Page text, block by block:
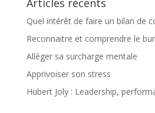
Quel intérêt de faire un bilan de
Reconnaitre et comprendre le
Alléger sa surcharge mentale
Apprivoiser son stress
Hubert Joly : Leadership,